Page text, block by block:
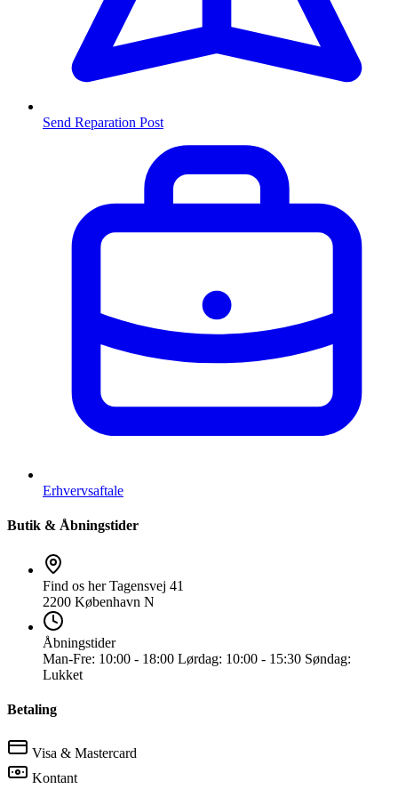
Send Reparation Post
Erhvervsaftale
Butik & Åbningstider
Find os her Tagensvej 41
2200 København N
Åbningstider
Man-Fre: 10:00 - 18:00 Lørdag: 10:00 - 15:30 Søndag:
Lukket
Betaling
Visa & Mastercard
Kontant